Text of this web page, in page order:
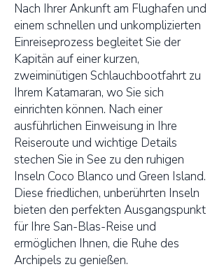
Nach Ihrer Ankunft am Flughafen und
einem schnellen und unkomplizierten
Einreiseprozess begleitet Sie der
Kapitän auf einer kurzen,
zweiminütigen Schlauchbootfahrt zu
Ihrem Katamaran, wo Sie sich
einrichten können. Nach einer
ausführlichen Einweisung in Ihre
Reiseroute und wichtige Details
stechen Sie in See zu den ruhigen
Inseln Coco Blanco und Green Island.
Diese friedlichen, unberührten Inseln
bieten den perfekten Ausgangspunkt
für Ihre San-Blas-Reise und
ermöglichen Ihnen, die Ruhe des
Archipels zu genießen.